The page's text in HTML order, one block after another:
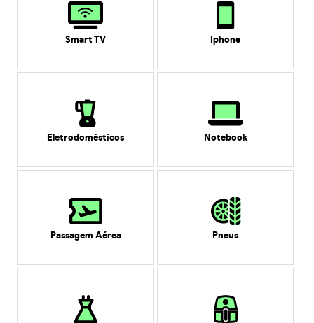
Smart TV Iphone
Eletrodomésticos Notebook
Passagem Aérea Pneus